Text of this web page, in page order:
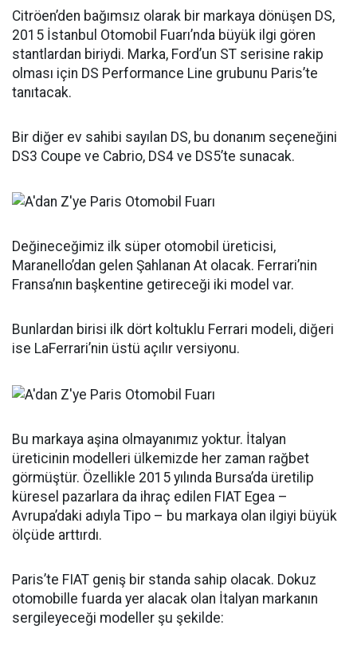
Citröen’den bağımsız olarak bir markaya dönüşen DS,
2015 İstanbul Otomobil Fuarı’nda büyük ilgi gören
stantlardan biriydi. Marka, Ford’un ST serisine rakip
olması için DS Performance Line grubunu Paris’te
tanıtacak.
Bir diğer ev sahibi sayılan DS, bu donanım seçeneğini
DS3 Coupe ve Cabrio, DS4 ve DS5’te sunacak.
Değineceğimiz ilk süper otomobil üreticisi,
Maranello’dan gelen Şahlanan At olacak. Ferrari’nin
Fransa’nın başkentine getireceği iki model var.
Bunlardan birisi ilk dört koltuklu Ferrari modeli, diğeri
ise LaFerrari’nin üstü açılır versiyonu.
Bu markaya aşina olmayanımız yoktur. İtalyan
üreticinin modelleri ülkemizde her zaman rağbet
görmüştür. Özellikle 2015 yılında Bursa’da üretilip
küresel pazarlara da ihraç edilen FIAT Egea –
Avrupa’daki adıyla Tipo – bu markaya olan ilgiyi büyük
ölçüde arttırdı.
Paris’te FIAT geniş bir standa sahip olacak. Dokuz
otomobille fuarda yer alacak olan İtalyan markanın
sergileyeceği modeller şu şekilde: